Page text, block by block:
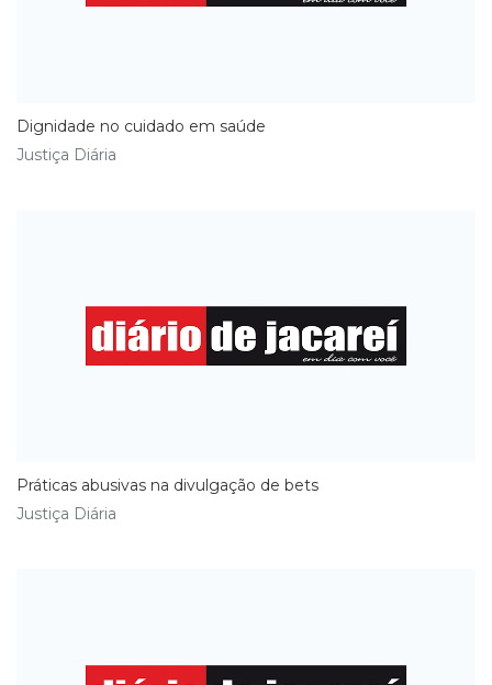
Dignidade no cuidado em saúde
Justiça Diária
Práticas abusivas na divulgação de bets
Justiça Diária